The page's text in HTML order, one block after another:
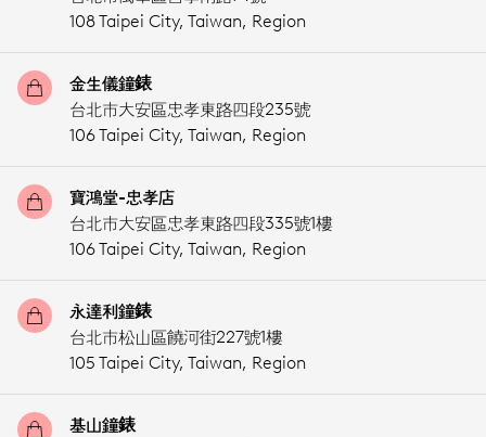
108 Taipei City, Taiwan, Region
金生儀鐘錶
台北市大安區忠孝東路四段235號
106 Taipei City, Taiwan, Region
寶鴻堂-忠孝店
台北市大安區忠孝東路四段335號1樓
106 Taipei City, Taiwan, Region
永達利鐘錶
台北市松山區饒河街227號1樓
105 Taipei City, Taiwan, Region
基山鐘錶